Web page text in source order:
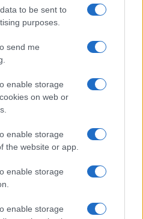
to be sent to
purposes.
send me
enable storage
on web or
enable storage
the website or app.
enable storage
enable storage